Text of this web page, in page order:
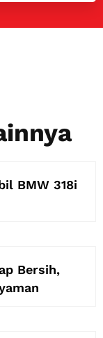
BMW 318i
Bersih,